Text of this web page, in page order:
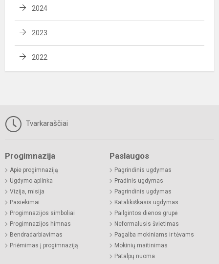
2024
2023
2022
Tvarkaraščiai
Progimnazija
Apie progimnaziją
Ugdymo aplinka
Vizija, misija
Pasiekimai
Progimnazijos simboliai
Progimnazijos himnas
Bendradarbiavimas
Priėmimas į progimnaziją
Paslaugos
Pagrindinis ugdymas
Pradinis ugdymas
Pagrindinis ugdymas
Katalikiškasis ugdymas
Pailgintos dienos grupė
Neformalusis švietimas
Pagalba mokiniams ir tėvams
Mokinių maitinimas
Patalpų nuoma